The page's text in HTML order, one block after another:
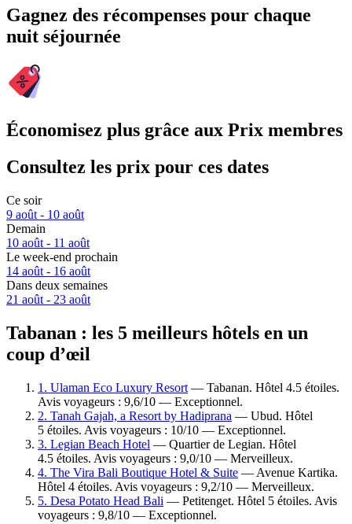
Gagnez des récompenses pour chaque
nuit séjournée
Économisez plus grâce aux Prix membres
Consultez les prix pour ces dates
Ce soir
9 août - 10 août
Demain
10 août - 11 août
Le week-end prochain
14 août - 16 août
Dans deux semaines
21 août - 23 août
Tabanan : les 5 meilleurs hôtels en un
coup d’œil
1. Ulaman Eco Luxury Resort — Tabanan. Hôtel 4.5 étoiles.
Avis voyageurs : 9,6/10 — Exceptionnel.
2. Tanah Gajah, a Resort by Hadiprana — Ubud. Hôtel
5 étoiles. Avis voyageurs : 10/10 — Exceptionnel.
3. Legian Beach Hotel — Quartier de Legian. Hôtel
4.5 étoiles. Avis voyageurs : 9,0/10 — Merveilleux.
4. The Vira Bali Boutique Hotel & Suite — Avenue Kartika.
Hôtel 4 étoiles. Avis voyageurs : 9,2/10 — Merveilleux.
5. Desa Potato Head Bali — Petitenget. Hôtel 5 étoiles. Avis
voyageurs : 9,8/10 — Exceptionnel.